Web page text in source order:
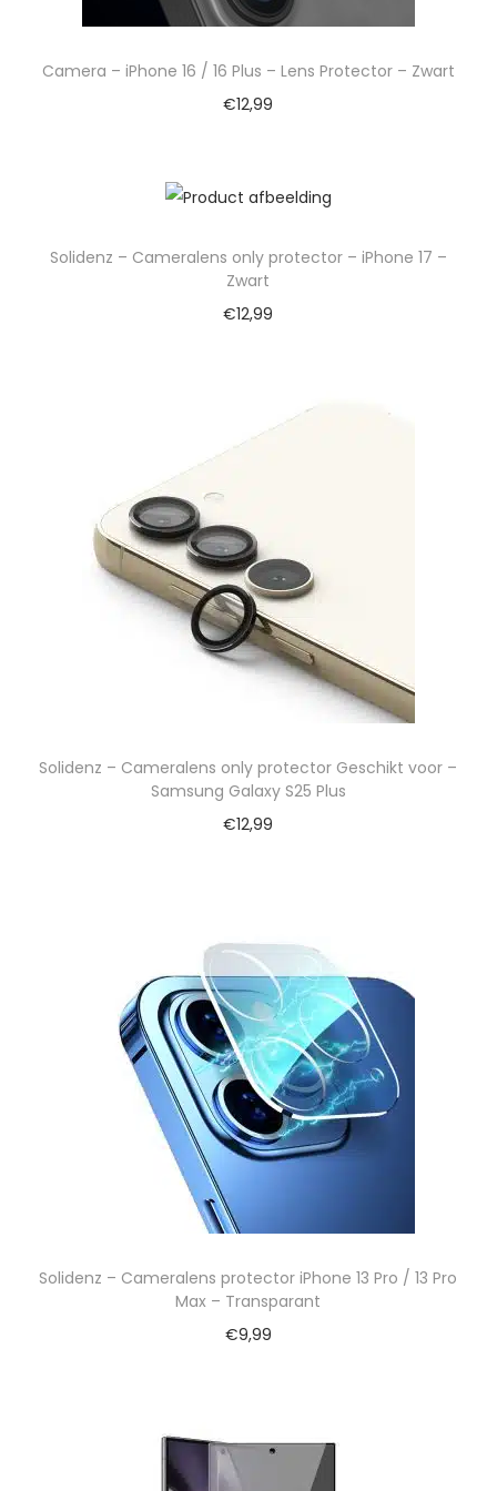
Camera – iPhone 16 / 16 Plus – Lens Protector – Zwart
€12,99
Solidenz – Cameralens only protector – iPhone 17 –
Zwart
€12,99
Solidenz – Cameralens only protector Geschikt voor –
Samsung Galaxy S25 Plus
€12,99
Solidenz – Cameralens protector iPhone 13 Pro / 13 Pro
Max – Transparant
€9,99